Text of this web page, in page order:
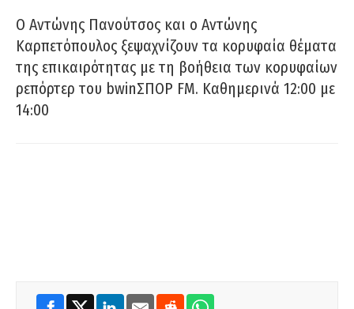
Ο Αντώνης Πανούτσος και ο Αντώνης
Καρπετόπουλος ξεψαχνίζουν τα κορυφαία θέματα
της επικαιρότητας με τη βοήθεια των κορυφαίων
ρεπόρτερ του bwinΣΠΟΡ FM. Καθημερινά 12:00 με
14:00